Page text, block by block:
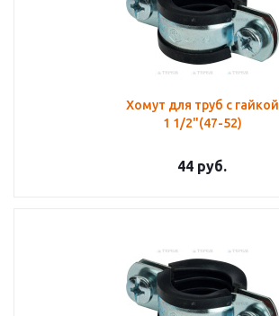
Хомут для труб с гайкой
1 1/2"(47-52)
44 руб.